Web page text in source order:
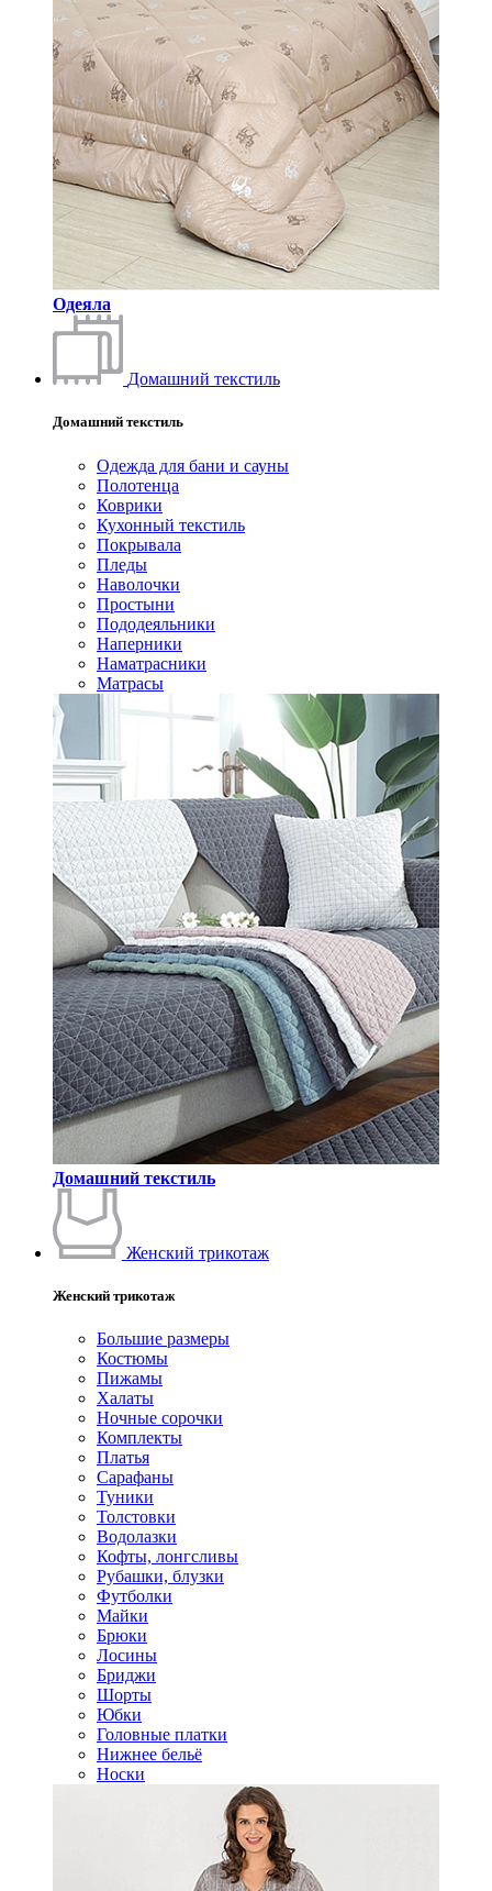
Одеяла
Домашний текстиль
Домашний текстиль
Одежда для бани и сауны
Полотенца
Коврики
Кухонный текстиль
Покрывала
Пледы
Наволочки
Простыни
Пододеяльники
Наперники
Наматрасники
Матрасы
Домашний текстиль
Женский трикотаж
Женский трикотаж
Большие размеры
Костюмы
Пижамы
Халаты
Ночные сорочки
Комплекты
Платья
Сарафаны
Туники
Толстовки
Водолазки
Кофты, лонгсливы
Рубашки, блузки
Футболки
Майки
Брюки
Лосины
Бриджи
Шорты
Юбки
Головные платки
Нижнее бельё
Носки